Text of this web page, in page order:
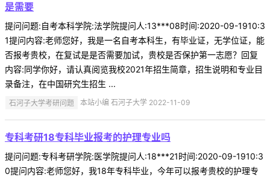
是需要
提问问题:自考本科学院:法学院提问人:13***08时间:2020-09-1910:3
1提问内容:老师您好，我是一名自考本科生，有毕业证，无学位证，能
否报考贵校，在复试是是否需要加试，贵校是否保护第一志愿？回复
内容:同学你好，请认真阅览我校2021年招生简章，招生说明和专业目
录备注，在中国研究生招生 ...
石河子大学考研问题 本站小编 石河子大学 2022-11-09
专科考研18专科毕业报考的护理专业吗
提问问题:专科考研学院:医学院提问人:18***21时间:2020-09-1910:3
0提问内容:老师您好，我18年专科毕业，今年可以报考贵校的护理专